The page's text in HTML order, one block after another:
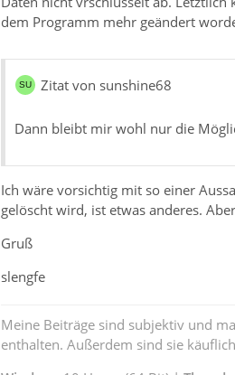
dem Programm mehr geändert
Zitat von sunshine68
Dann bleibt mir wohl nur die
Ich wäre vorsichtig mit so einer
gelöscht wird, ist etwas anderes.
Gruß
slengfe
Meine Beiträge sind subjektiv und
enthalten. Außerdem sind sie